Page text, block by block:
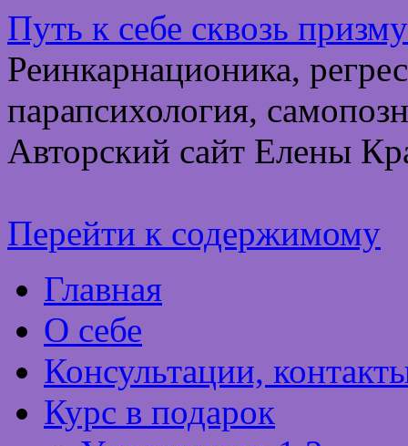
Путь к себе сквозь
Реинкарнационика,
парапсихология,
Авторский сайт Елены
Перейти к содержимому
Главная
О себе
Консультации,
Курс в подарок